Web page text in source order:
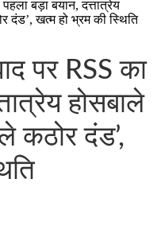
पहला बड़ा बयान, दत्तात्रेय
दंड’, खत्म हो भ्रम की स्थिति
पर RSS का
होसबाले
कठोर दंड’,